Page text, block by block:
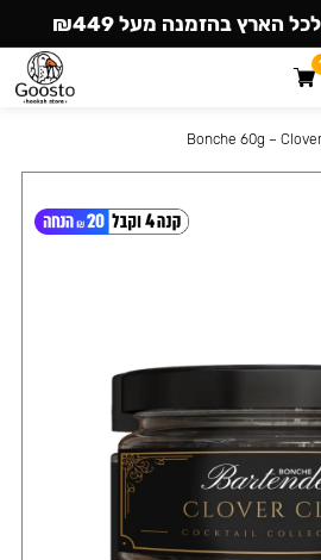
Bonche 60g –
לכל הארץ בהזמנה מעל ₪449
1